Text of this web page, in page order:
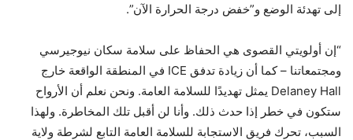
إلى تهدئة الوضع و”خفض درجة الحرارة الآن”.
“إن أولويتي القصوى هي الحفاظ على سلامة سكان نيوجيرسي
ومجتمعاتنا – كما أن زيادة تدفق ICE في المنطقة الواقعة خارج
Delaney Hall يمثل تهديدًا للسلامة العامة. ونحن نعلم أن الأرواح
ستكون في خطر إذا حدث ذلك. وأنا لن أقبل تلك المخاطرة. ولهذا
السبب، تحرك فريق الاستجابة للسلامة العامة التابع لشرطة ولاية